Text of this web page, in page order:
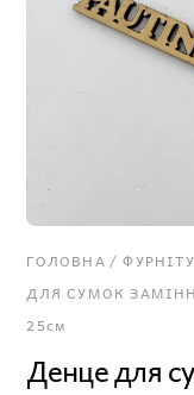
ГОЛОВНА/
ДЛЯ СУМОК
25см
Денце для